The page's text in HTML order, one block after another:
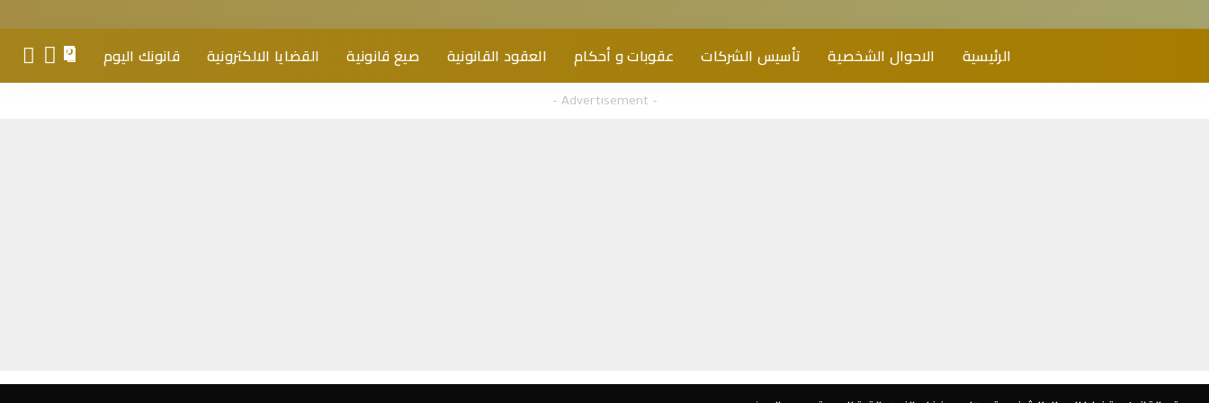
الرئيسية الاحوال الشخصية تأسيس الشركات عقوبات و أحكام العقود القانونية صيغ قانونية القضايا الالكترونية قانونك اليوم 0
– Advertisement –